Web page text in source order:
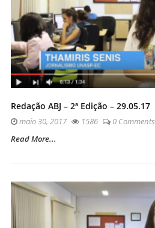
Redação ABJ – 2ª Edição – 29.05.17
maio 30, 2017 1586
0 Comments
Read More...